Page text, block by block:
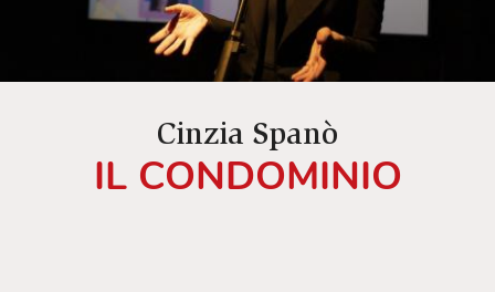
Cinzia Spanò
IL CONDOMINIO